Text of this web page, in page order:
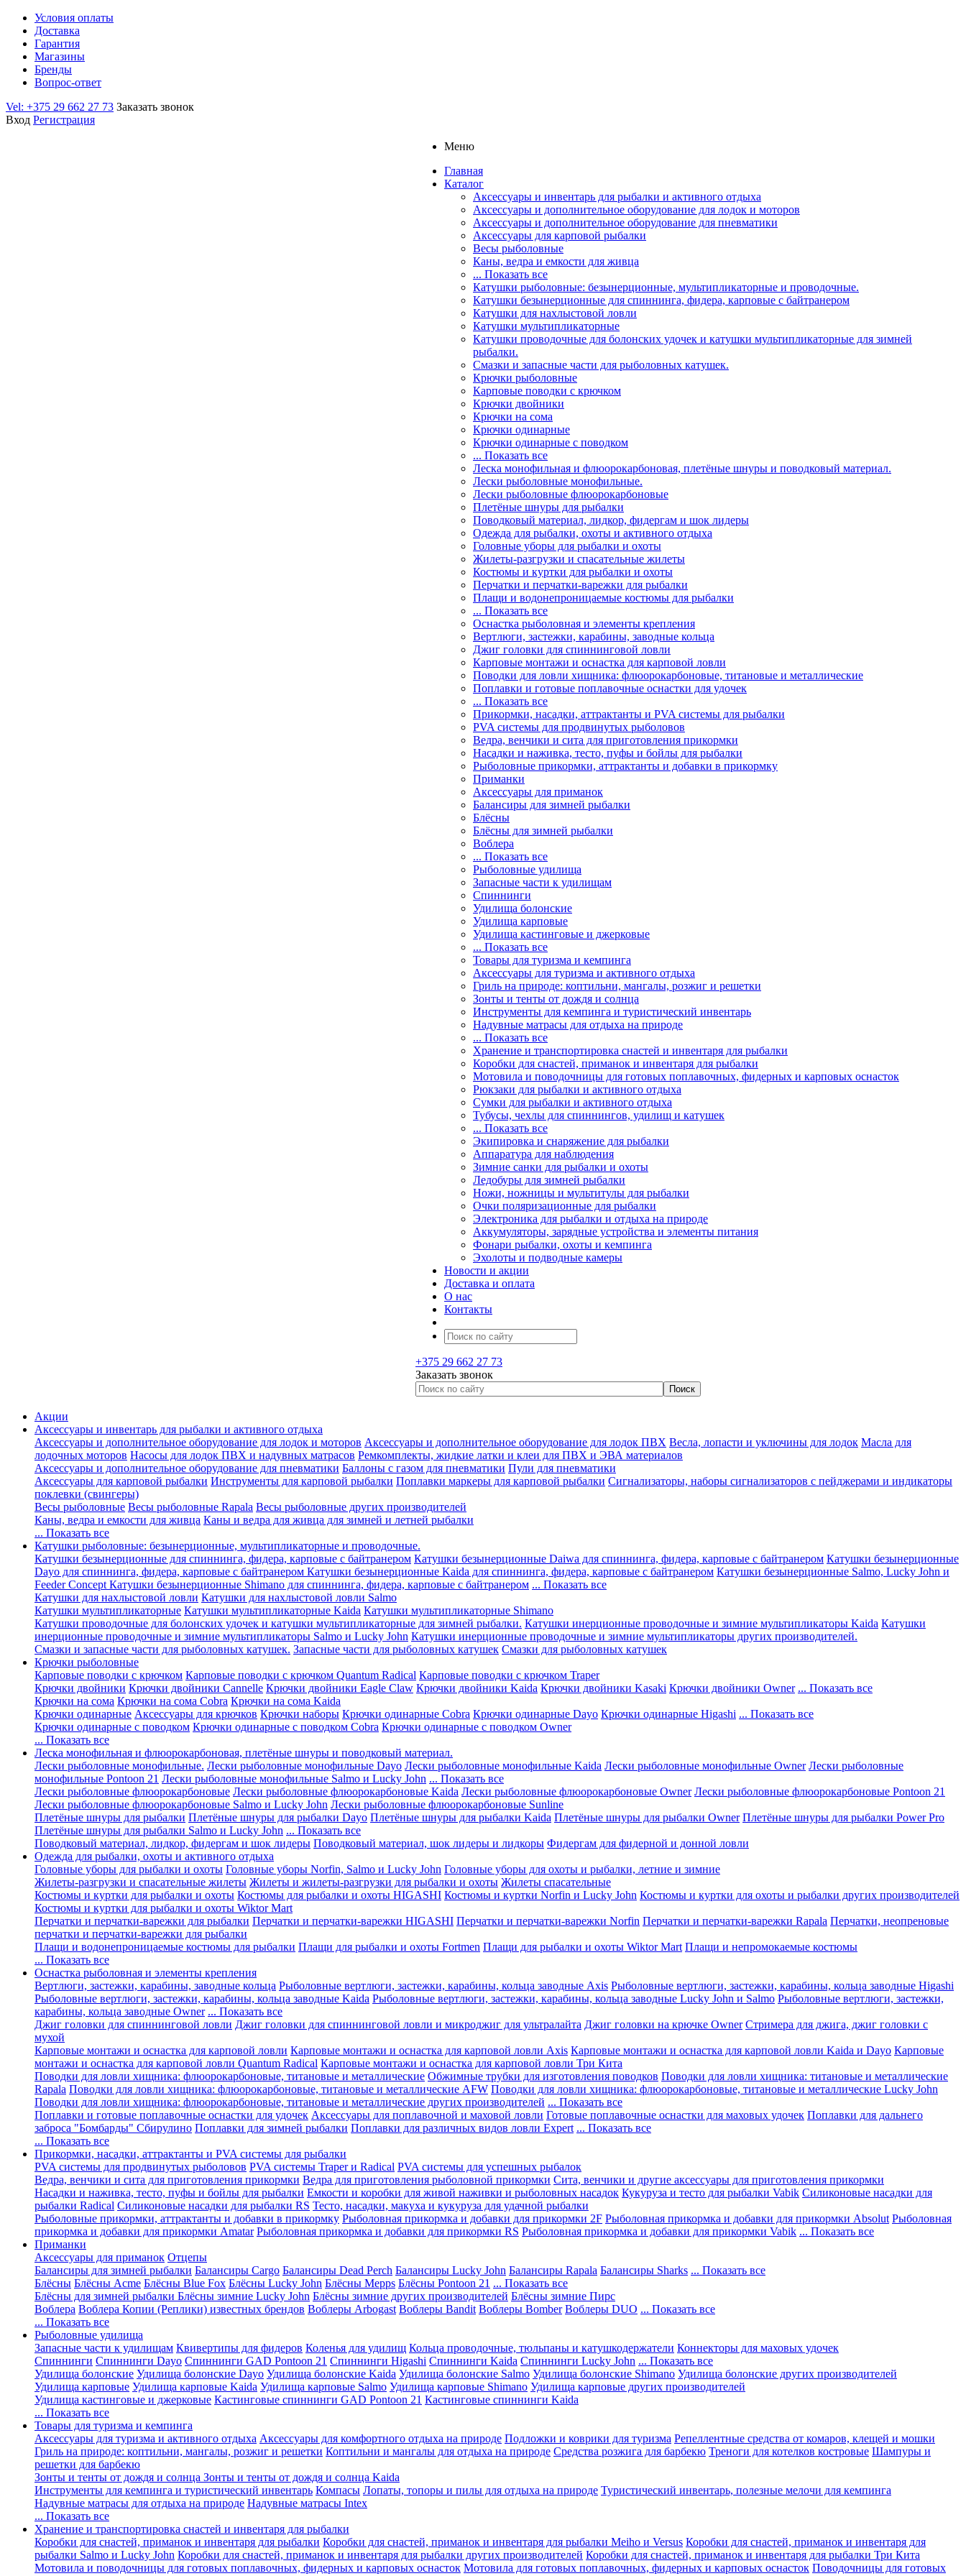
Условия оплаты
Доставка
Гарантия
Магазины
Бренды
Вопрос-ответ
Vel: +375 29 662 27 73 Заказать звонок
Вход Регистрация
Меню
Главная
Каталог
Аксессуары и инвентарь для рыбалки и активного отдыха
Аксессуары и дополнительное оборудование для лодок и моторов
Аксессуары и дополнительное оборудование для пневматики
Аксессуары для карповой рыбалки
Весы рыболовные
Каны, ведра и емкости для живца
... Показать все
Катушки рыболовные: безынерционные, мультипликаторные и проводочные.
Катушки безынерционные для спиннинга, фидера, карповые с байтранером
Катушки для нахлыстовой ловли
Катушки мультипликаторные
Катушки проводочные для болонских удочек и катушки мультипликаторные для зимней
рыбалки.
Смазки и запасные части для рыболовных катушек.
Крючки рыболовные
Карповые поводки с крючком
Крючки двойники
Крючки на сома
Крючки одинарные
Крючки одинарные с поводком
... Показать все
Леска монофильная и флюорокарбоновая, плетёные шнуры и поводковый материал.
Лески рыболовные монофильные.
Лески рыболовные флюорокарбоновые
Плетёные шнуры для рыбалки
Поводковый материал, лидкор, фидергам и шок лидеры
Одежда для рыбалки, охоты и активного отдыха
Головные уборы для рыбалки и охоты
Жилеты-разгрузки и спасательные жилеты
Костюмы и куртки для рыбалки и охоты
Перчатки и перчатки-варежки для рыбалки
Плащи и водонепроницаемые костюмы для рыбалки
... Показать все
Оснастка рыболовная и элементы крепления
Вертлюги, застежки, карабины, заводные кольца
Джиг головки для спиннинговой ловли
Карповые монтажи и оснастка для карповой ловли
Поводки для ловли хищника: флюорокарбоновые, титановые и металлические
Поплавки и готовые поплавочные оснастки для удочек
... Показать все
Прикормки, насадки, аттрактанты и PVA системы для рыбалки
PVA системы для продвинутых рыболовов
Ведра, венчики и сита для приготовления прикормки
Насадки и наживка, тесто, пуфы и бойлы для рыбалки
Рыболовные прикормки, аттрактанты и добавки в прикормку
Приманки
Аксессуары для приманок
Балансиры для зимней рыбалки
Блёсны
Блёсны для зимней рыбалки
Воблера
... Показать все
Рыболовные удилища
Запасные части к удилищам
Спиннинги
Удилища болонские
Удилища карповые
Удилища кастинговые и джерковые
... Показать все
Товары для туризма и кемпинга
Аксессуары для туризма и активного отдыха
Гриль на природе: коптильни, мангалы, розжиг и решетки
Зонты и тенты от дождя и солнца
Инструменты для кемпинга и туристический инвентарь
Надувные матрасы для отдыха на природе
... Показать все
Хранение и транспортировка снастей и инвентаря для рыбалки
Коробки для снастей, приманок и инвентаря для рыбалки
Мотовила и поводочницы для готовых поплавочных, фидерных и карповых оснасток
Рюкзаки для рыбалки и активного отдыха
Сумки для рыбалки и активного отдыха
Тубусы, чехлы для спиннингов, удилищ и катушек
... Показать все
Экипировка и снаряжение для рыбалки
Аппаратура для наблюдения
Зимние санки для рыбалки и охоты
Ледобуры для зимней рыбалки
Ножи, ножницы и мультитулы для рыбалки
Очки поляризационные для рыбалки
Электроника для рыбалки и отдыха на природе
Аккумуляторы, зарядные устройства и элементы питания
Фонари рыбалки, охоты и кемпинга
Эхолоты и подводные камеры
Новости и акции
Доставка и оплата
О нас
Контакты
+375 29 662 27 73
Заказать звонок
Акции
Аксессуары и инвентарь для рыбалки и активного отдыха
Аксессуары и дополнительное оборудование для лодок и моторов Аксессуары и дополнительное оборудование для лодок ПВХ Весла, лопасти и уключины для лодок Масла для
лодочных моторов Насосы для лодок ПВХ и надувных матрасов Ремкомплекты, жидкие латки и клеи для ПВХ и ЭВА материалов
Аксессуары и дополнительное оборудование для пневматики Баллоны с газом для пневматики Пули для пневматики
Аксессуары для карповой рыбалки Инструменты для карповой рыбалки Поплавки маркеры для карповой рыбалки Сигнализаторы, наборы сигнализаторов с пейджерами и индикаторы
поклевки (свингеры)
Весы рыболовные Весы рыболовные Rapala Весы рыболовные других производителей
Каны, ведра и емкости для живца Каны и ведра для живца для зимней и летней рыбалки
... Показать все
Катушки рыболовные: безынерционные, мультипликаторные и проводочные.
Катушки безынерционные для спиннинга, фидера, карповые с байтранером Катушки безынерционные Daiwa для спиннинга, фидера, карповые с байтранером Катушки безынерционные
Dayo для спиннинга, фидера, карповые с байтранером Катушки безынерционные Kaida для спиннинга, фидера, карповые с байтранером Катушки безынерционные Salmo, Lucky John и
Feeder Concept Катушки безынерционные Shimano для спиннинга, фидера, карповые с байтранером ... Показать все
Катушки для нахлыстовой ловли Катушки для нахлыстовой ловли Salmo
Катушки мультипликаторные Катушки мультипликаторные Kaida Катушки мультипликаторные Shimano
Катушки проводочные для болонских удочек и катушки мультипликаторные для зимней рыбалки. Катушки инерционные проводочные и зимние мультипликаторы Kaida Катушки
инерционные проводочные и зимние мультипликаторы Salmo и Lucky John Катушки инерционные проводочные и зимние мультипликаторы других производителей.
Смазки и запасные части для рыболовных катушек. Запасные части для рыболовных катушек Смазки для рыболовных катушек
Крючки рыболовные
Карповые поводки с крючком Карповые поводки с крючком Quantum Radical Карповые поводки с крючком Traper
Крючки двойники Крючки двойники Cannelle Крючки двойники Eagle Claw Крючки двойники Kaida Крючки двойники Kasaki Крючки двойники Owner ... Показать все
Крючки на сома Крючки на сома Cobra Крючки на сома Kaida
Крючки одинарные Аксессуары для крючков Крючки наборы Крючки одинарные Cobra Крючки одинарные Dayo Крючки одинарные Higashi ... Показать все
Крючки одинарные с поводком Крючки одинарные с поводком Cobra Крючки одинарные с поводком Owner
... Показать все
Леска монофильная и флюорокарбоновая, плетёные шнуры и поводковый материал.
Лески рыболовные монофильные. Лески рыболовные монофильные Dayo Лески рыболовные монофильные Kaida Лески рыболовные монофильные Owner Лески рыболовные
монофильные Pontoon 21 Лески рыболовные монофильные Salmo и Lucky John ... Показать все
Лески рыболовные флюорокарбоновые Лески рыболовные флюорокарбоновые Kaida Лески рыболовные флюорокарбоновые Owner Лески рыболовные флюорокарбоновые Pontoon 21
Лески рыболовные флюорокарбоновые Salmo и Lucky John Лески рыболовные флюорокарбоновые Sunline
Плетёные шнуры для рыбалки Плетёные шнуры для рыбалки Dayo Плетёные шнуры для рыбалки Kaida Плетёные шнуры для рыбалки Owner Плетёные шнуры для рыбалки Power Pro
Плетёные шнуры для рыбалки Salmo и Lucky John ... Показать все
Поводковый материал, лидкор, фидергам и шок лидеры Поводковый материал, шок лидеры и лидкоры Фидергам для фидерной и донной ловли
Одежда для рыбалки, охоты и активного отдыха
Головные уборы для рыбалки и охоты Головные уборы Norfin, Salmo и Lucky John Головные уборы для охоты и рыбалки, летние и зимние
Жилеты-разгрузки и спасательные жилеты Жилеты и жилеты-разгрузки для рыбалки и охоты Жилеты спасательные
Костюмы и куртки для рыбалки и охоты Костюмы для рыбалки и охоты HIGASHI Костюмы и куртки Norfin и Lucky John Костюмы и куртки для охоты и рыбалки других производителей
Костюмы и куртки для рыбалки и охоты Wiktor Mart
Перчатки и перчатки-варежки для рыбалки Перчатки и перчатки-варежки HIGASHI Перчатки и перчатки-варежки Norfin Перчатки и перчатки-варежки Rapala Перчатки, неопреновые
перчатки и перчатки-варежки для рыбалки
Плащи и водонепроницаемые костюмы для рыбалки Плащи для рыбалки и охоты Fortmen Плащи для рыбалки и охоты Wiktor Mart Плащи и непромокаемые костюмы
... Показать все
Оснастка рыболовная и элементы крепления
Вертлюги, застежки, карабины, заводные кольца Рыболовные вертлюги, застежки, карабины, кольца заводные Axis Рыболовные вертлюги, застежки, карабины, кольца заводные Higashi
Рыболовные вертлюги, застежки, карабины, кольца заводные Kaida Рыболовные вертлюги, застежки, карабины, кольца заводные Lucky John и Salmo Рыболовные вертлюги, застежки,
карабины, кольца заводные Owner ... Показать все
Джиг головки для спиннинговой ловли Джиг головки для спиннинговой ловли и микроджиг для ультралайта Джиг головки на крючке Owner Стримера для джига, джиг головки с
мухой
Карповые монтажи и оснастка для карповой ловли Карповые монтажи и оснастка для карповой ловли Axis Карповые монтажи и оснастка для карповой ловли Kaida и Dayo Карповые
монтажи и оснастка для карповой ловли Quantum Radical Карповые монтажи и оснастка для карповой ловли Три Кита
Поводки для ловли хищника: флюорокарбоновые, титановые и металлические Обжимные трубки для изготовления поводков Поводки для ловли хищника: титановые и металлические
Rapala Поводки для ловли хищника: флюорокарбоновые, титановые и металлические AFW Поводки для ловли хищника: флюорокарбоновые, титановые и металлические Lucky John
Поводки для ловли хищника: флюорокарбоновые, титановые и металлические других производителей ... Показать все
Поплавки и готовые поплавочные оснастки для удочек Аксессуары для поплавочной и маховой ловли Готовые поплавочные оснастки для маховых удочек Поплавки для дальнего
заброса "Бомбарды" Сбирулино Поплавки для зимней рыбалки Поплавки для различных видов ловли Expert ... Показать все
... Показать все
Прикормки, насадки, аттрактанты и PVA системы для рыбалки
PVA системы для продвинутых рыболовов PVA системы Traper и Radical PVA системы для успешных рыбалок
Ведра, венчики и сита для приготовления прикормки Ведра для приготовления рыболовной прикормки Сита, венчики и другие аксессуары для приготовления прикормки
Насадки и наживка, тесто, пуфы и бойлы для рыбалки Емкости и коробки для живой наживки и рыболовных насадок Кукуруза и тесто для рыбалки Vabik Силиконовые насадки для
рыбалки Radical Силиконовые насадки для рыбалки RS Тесто, насадки, макуха и кукуруза для удачной рыбалки
Рыболовные прикормки, аттрактанты и добавки в прикормку Рыболовная прикормка и добавки для прикормки 2F Рыболовная прикормка и добавки для прикормки Absolut Рыболовная
прикормка и добавки для прикормки Amatar Рыболовная прикормка и добавки для прикормки RS Рыболовная прикормка и добавки для прикормки Vabik ... Показать все
Приманки
Аксессуары для приманок Отцепы
Балансиры для зимней рыбалки Балансиры Cargo Балансиры Dead Perch Балансиры Lucky John Балансиры Rapala Балансиры Sharks ... Показать все
Блёсны Блёсны Acme Блёсны Blue Fox Блёсны Lucky John Блёсны Mepps Блёсны Pontoon 21 ... Показать все
Блёсны для зимней рыбалки Блёсны зимние Lucky John Блёсны зимние других производителей Блёсны зимние Пирс
Воблера Воблера Копии (Реплики) известных брендов Воблеры Arbogast Воблеры Bandit Воблеры Bomber Воблеры DUO ... Показать все
... Показать все
Рыболовные удилища
Запасные части к удилищам Квивертипы для фидеров Коленья для удилищ Кольца проводочные, тюльпаны и катушкодержатели Коннекторы для маховых удочек
Спиннинги Спиннинги Dayo Спиннинги GAD Pontoon 21 Спиннинги Higashi Спиннинги Kaida Спиннинги Lucky John ... Показать все
Удилища болонские Удилища болонские Dayo Удилища болонские Kaida Удилища болонские Salmo Удилища болонские Shimano Удилища болонские других производителей
Удилища карповые Удилища карповые Kaida Удилища карповые Salmo Удилища карповые Shimano Удилища карповые других производителей
Удилища кастинговые и джерковые Кастинговые спиннинги GAD Pontoon 21 Кастинговые спиннинги Kaida
... Показать все
Товары для туризма и кемпинга
Аксессуары для туризма и активного отдыха Аксессуары для комфортного отдыха на природе Подложки и коврики для туризма Репеллентные средства от комаров, клещей и мошки
Гриль на природе: коптильни, мангалы, розжиг и решетки Коптильни и мангалы для отдыха на природе Средства розжига для барбекю Треноги для котелков костровые Шампуры и
решетки для барбекю
Зонты и тенты от дождя и солнца Зонты и тенты от дождя и солнца Kaida
Инструменты для кемпинга и туристический инвентарь Компасы Лопаты, топоры и пилы для отдыха на природе Туристический инвентарь, полезные мелочи для кемпинга
Надувные матрасы для отдыха на природе Надувные матрасы Intex
... Показать все
Хранение и транспортировка снастей и инвентаря для рыбалки
Коробки для снастей, приманок и инвентаря для рыбалки Коробки для снастей, приманок и инвентаря для рыбалки Meiho и Versus Коробки для снастей, приманок и инвентаря для
рыбалки Salmo и Lucky John Коробки для снастей, приманок и инвентаря для рыбалки других производителей Коробки для снастей, приманок и инвентаря для рыбалки Три Кита
Мотовила и поводочницы для готовых поплавочных, фидерных и карповых оснасток Мотовила для готовых поплавочных, фидерных и карповых оснасток Поводочницы для готовых